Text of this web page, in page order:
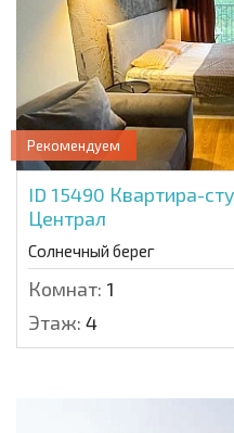
Рекомендуем
ID 15490 Квартира-
Централ
Солнечный берег
Комнат: 1
Этаж: 4